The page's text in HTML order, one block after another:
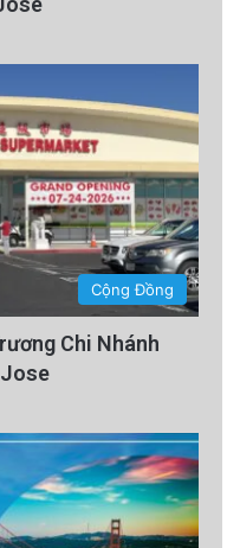
Cộng Đồng
Chi Nhánh